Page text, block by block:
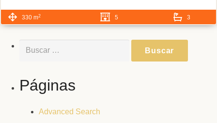
330 m2 5 3
Buscar:
Páginas
Advanced Search